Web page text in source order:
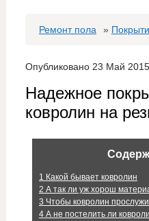
Ремонт пола »
Опубликовано 23 Май
Надежное
ковролин на
1 Какой бывает ковролин
2 А так ли уж хорош
3 Чтобы ковролин
4А не постелить ли